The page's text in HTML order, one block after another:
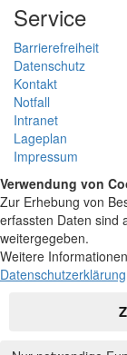
Service
Barrierefreiheit
Datenschutz
Kontakt
Notfall
Intranet
Lageplan
Impressum
Verwendung von
Zur Erhebung von
erfassten Daten sind
weitergegeben.
Weitere
Datenschutzerklärung